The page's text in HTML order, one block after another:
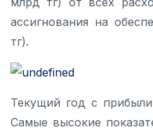
ассигнования на
тг).
Текущий год с
Самые высокие